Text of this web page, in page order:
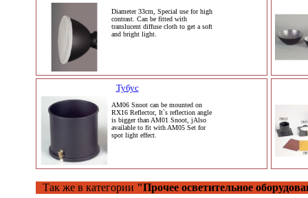
Diameter 33cm, Special use for high
contrast. Can be fitted with
translucent diffuse cloth to get a soft
and bright light.
Тубус
AM06 Snoot can be mounted on
RX16 Reflector, It`s reflection angle
is bigger than AM01 Snoot, jAlso
available to fit with AM05 Set for
spot light effect.
Так же в категории "Прочее осветительное